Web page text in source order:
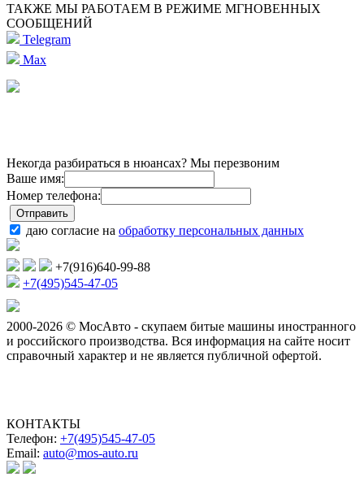
ТАКЖЕ МЫ РАБОТАЕМ В РЕЖИМЕ МГНОВЕННЫХ
СООБЩЕНИЙ
Telegram
Max
Некогда разбираться в нюансах? Мы перезвоним
Ваше имя:
Номер телефона:
даю согласие на обработку персональных данных
+7(916)640-99-88
+7(495)545-47-05
2000-2026 © МосАвто - скупаем битые машины иностранного
и российского производства. Вся информация на сайте носит
справочный характер и не является публичной офертой.
КОНТАКТЫ
Телефон: +7(495)545-47-05
Email: auto@mos-auto.ru